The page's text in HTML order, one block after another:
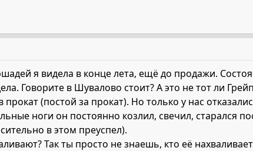
я видела в конце лета, ещё до продажи.
Говорите в Шувалово стоит? А это не тот ли
(постой за прокат). Но только у нас
ноги он постоянно козлил, свечил, старался
в этом преуспел).
Так ты просто не знаешь, кто её